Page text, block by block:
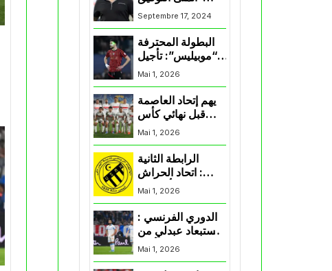
لممثلي الكرة
الجزائرية في
Septembre 17, 2024
البطولة المحترفة
“موبيليس”: تأجيل
مباراة إتحاد
العاصمة وأتلتيك
بارادو
Mai 1, 2026
يهم إتحاد العاصمة
قبل نهائي كأس
اكاف : الزمالك
يسقط بثلاثية أمام
Mai 1, 2026
الرابطة الثانية
: اتحاد الحراش
يحسم التأهل إلى
“البلاي أوف”
Mai 1, 2026
الدوري الفرنسي :
استبعاد عبدلي من
قائمة مرسيليا أمام
Mai 1, 2026